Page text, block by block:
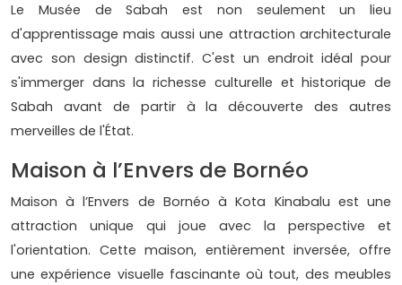
Le Musée de Sabah est non seulement un lieu
d'apprentissage mais aussi une attraction architecturale
avec son design distinctif. C'est un endroit idéal pour
s'immerger dans la richesse culturelle et historique de
Sabah avant de partir à la découverte des autres
merveilles de l'État.
Maison à l’Envers de Bornéo
Maison à l’Envers de Bornéo à Kota Kinabalu est une
attraction unique qui joue avec la perspective et
l'orientation. Cette maison, entièrement inversée, offre
une expérience visuelle fascinante où tout, des meubles